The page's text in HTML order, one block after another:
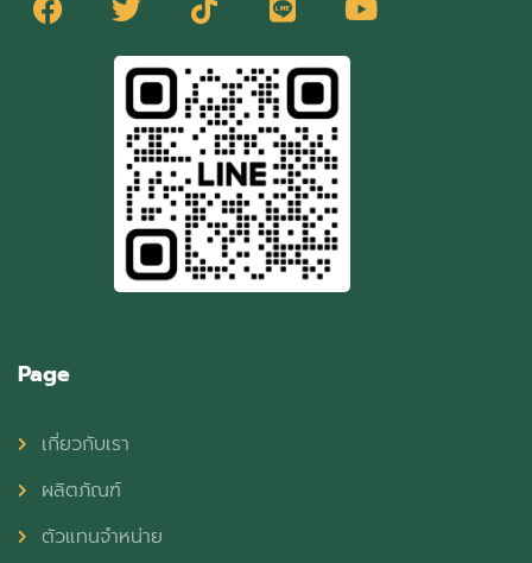
Page
เกี่ยวกับเรา
ผลิตภัณฑ์
ตัวแทนจำหน่าย